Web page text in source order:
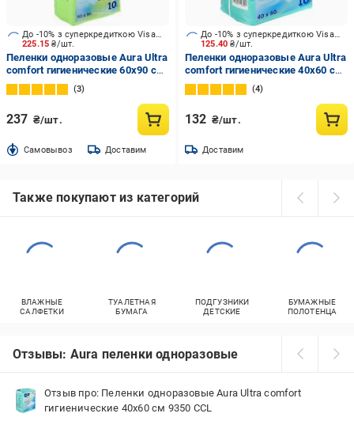
225.15₴/шт.
До -10% з суперкредиткою Visa Вигода
Пеленки одноразовые Aura Ultra
comfort гигиенические 60х90 см
9349 CCL
3
237 ₴/шт.
Cамовывоз Доставим
125.40₴/шт.
До -10% з суперкредиткою Visa Вигода
Пеленки одноразовые Aura Ultra
comfort гигиенические 40х60 см
9350 CCL
4
132 ₴/шт.
Доставим
Также покупают из категорий
ВЛАЖНЫЕ
САЛФЕТКИ
ТУАЛЕТНАЯ
БУМАГА
ПОДГУЗНИКИ
ДЕТСКИЕ
БУМАЖНЫЕ
ПОЛОТЕНЦА
Отзывы: Aura пеленки одноразовые
Отзыв про: Пеленки одноразовые Aura Ultra comfort
гигиенические 40х60 см 9350 CCL